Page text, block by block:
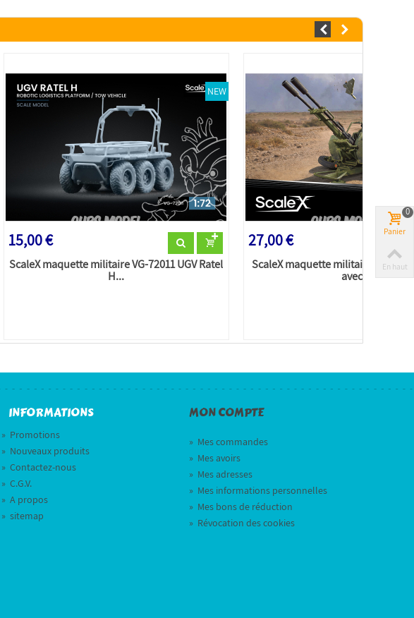
NEW
15,00 €
ScaleX maquette militaire VG-72011 UGV Ratel
H...
27,00 €
ScaleX maquette militaire SM-
avec...
INFORMATIONS
» Promotions
» Nouveaux produits
» Contactez-nous
» C.G.V.
» A propos
» sitemap
MON COMPTE
» Mes commandes
» Mes avoirs
» Mes adresses
» Mes informations personnelles
» Mes bons de réduction
» Révocation des cookies
Panier
0
En haut